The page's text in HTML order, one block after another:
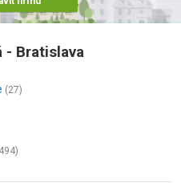
- Bratislava
(27)